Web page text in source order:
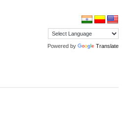
Powered by Translate